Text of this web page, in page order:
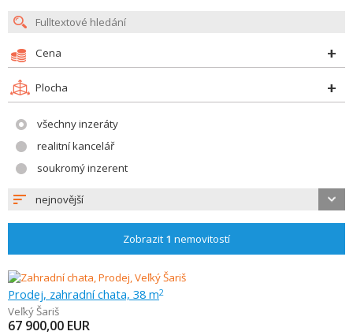
Cena
Plocha
všechny inzeráty
realitní kancelář
soukromý inzerent
nejnovější
Zobrazit 1 nemovitostí
Prodej, zahradní chata, 38 m2
Veľký Šariš
67 900,00 EUR